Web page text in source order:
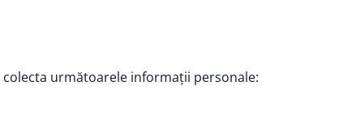
următoarele informații personale: